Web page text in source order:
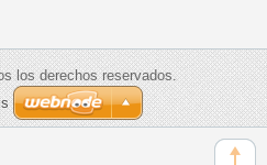
los derechos reservados.